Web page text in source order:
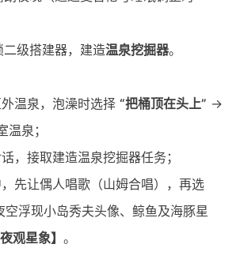
二级搭建器，建造温泉挖掘器。
温泉，泡澡时选择 “把桶顶在头上” →
泉；
，接取建造温泉挖掘器任务；
先让偶人唱歌（山姆合唱），再选
浮现小岛秀夫头像、鲸鱼及海豚星
夜观星象】 。